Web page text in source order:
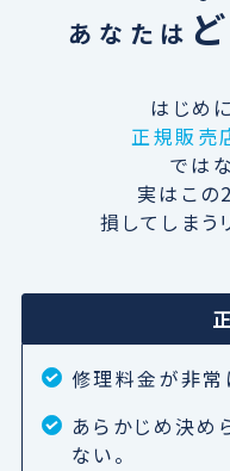
あなたは ど
はじめ
正規販売
では
実はこの
損してしまう
修理料金が非常
あらかじめ決め
ない。